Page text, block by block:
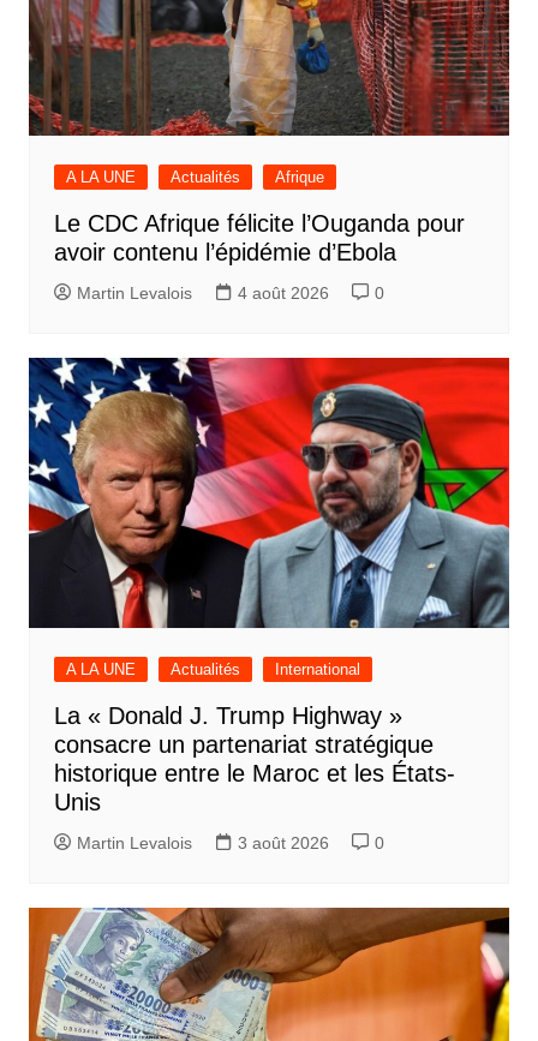
A LA UNE Actualités Afrique
Le CDC Afrique félicite l’Ouganda pour
avoir contenu l’épidémie d’Ebola
Martin Levalois 4 août 2026 0
A LA UNE Actualités International
La « Donald J. Trump Highway »
consacre un partenariat stratégique
historique entre le Maroc et les États-
Unis
Martin Levalois 3 août 2026 0